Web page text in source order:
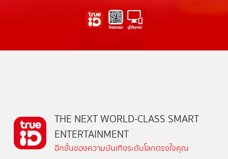
THE NEXT WORLD-CLASS SMART
ENTERTAINMENT
อีกขั้นของความบันเทิงระดับโลกตรงใจคุณ